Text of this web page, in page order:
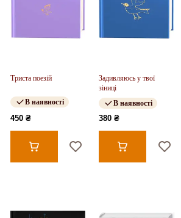
Триста поезій
В наявності
450 ₴
Задивляюсь у твої
зіниці
В наявності
380 ₴